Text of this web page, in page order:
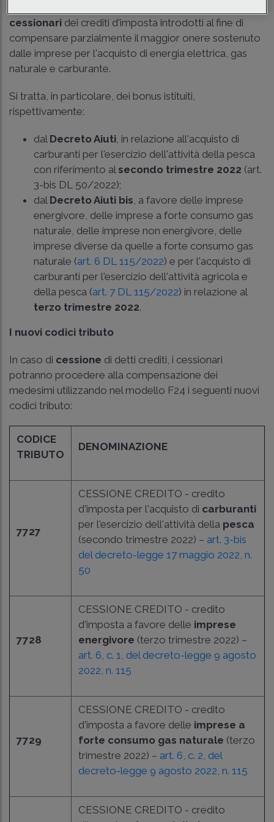
cessionari dei crediti d'imposta introdotti al fine di
compensare parzialmente il maggior onere sostenuto
dalle imprese per l'acquisto di energia elettrica, gas
naturale e carburante.
Si tratta, in particolare, dei bonus istituiti,
rispettivamente:
dal Decreto Aiuti, in relazione all'acquisto di
carburanti per l'esercizio dell'attività della pesca
con riferimento al secondo trimestre 2022 (art.
3-bis DL 50/2022);
dal Decreto Aiuti bis, a favore delle imprese
energivore, delle imprese a forte consumo gas
naturale, delle imprese non energivore, delle
imprese diverse da quelle a forte consumo gas
naturale (art. 6 DL 115/2022) e per l'acquisto di
carburanti per l'esercizio dell'attività agricola e
della pesca (art. 7 DL 115/2022) in relazione al
terzo trimestre 2022.
I nuovi codici tributo
In caso di cessione di detti crediti, i cessionari
potranno procedere alla compensazione dei
medesimi utilizzando nel modello F24 i seguenti nuovi
codici tributo:
CODICE
TRIBUTO
DENOMINAZIONE
7727
CESSIONE CREDITO - credito
d'imposta per l'acquisto di carburanti
per l'esercizio dell'attività della pesca
(secondo trimestre 2022) – art. 3-bis
del decreto-legge 17 maggio 2022, n.
50
7728
CESSIONE CREDITO - credito
d'imposta a favore delle imprese
energivore (terzo trimestre 2022) –
art. 6, c. 1, del decreto-legge 9 agosto
2022, n. 115
7729
CESSIONE CREDITO - credito
d'imposta a favore delle imprese a
forte consumo gas naturale (terzo
trimestre 2022) – art. 6, c. 2, del
decreto-legge 9 agosto 2022, n. 115
CESSIONE CREDITO - credito